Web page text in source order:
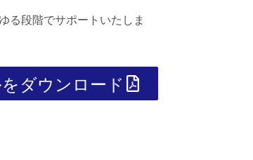
る段階でサポートいたしま
ダウンロード